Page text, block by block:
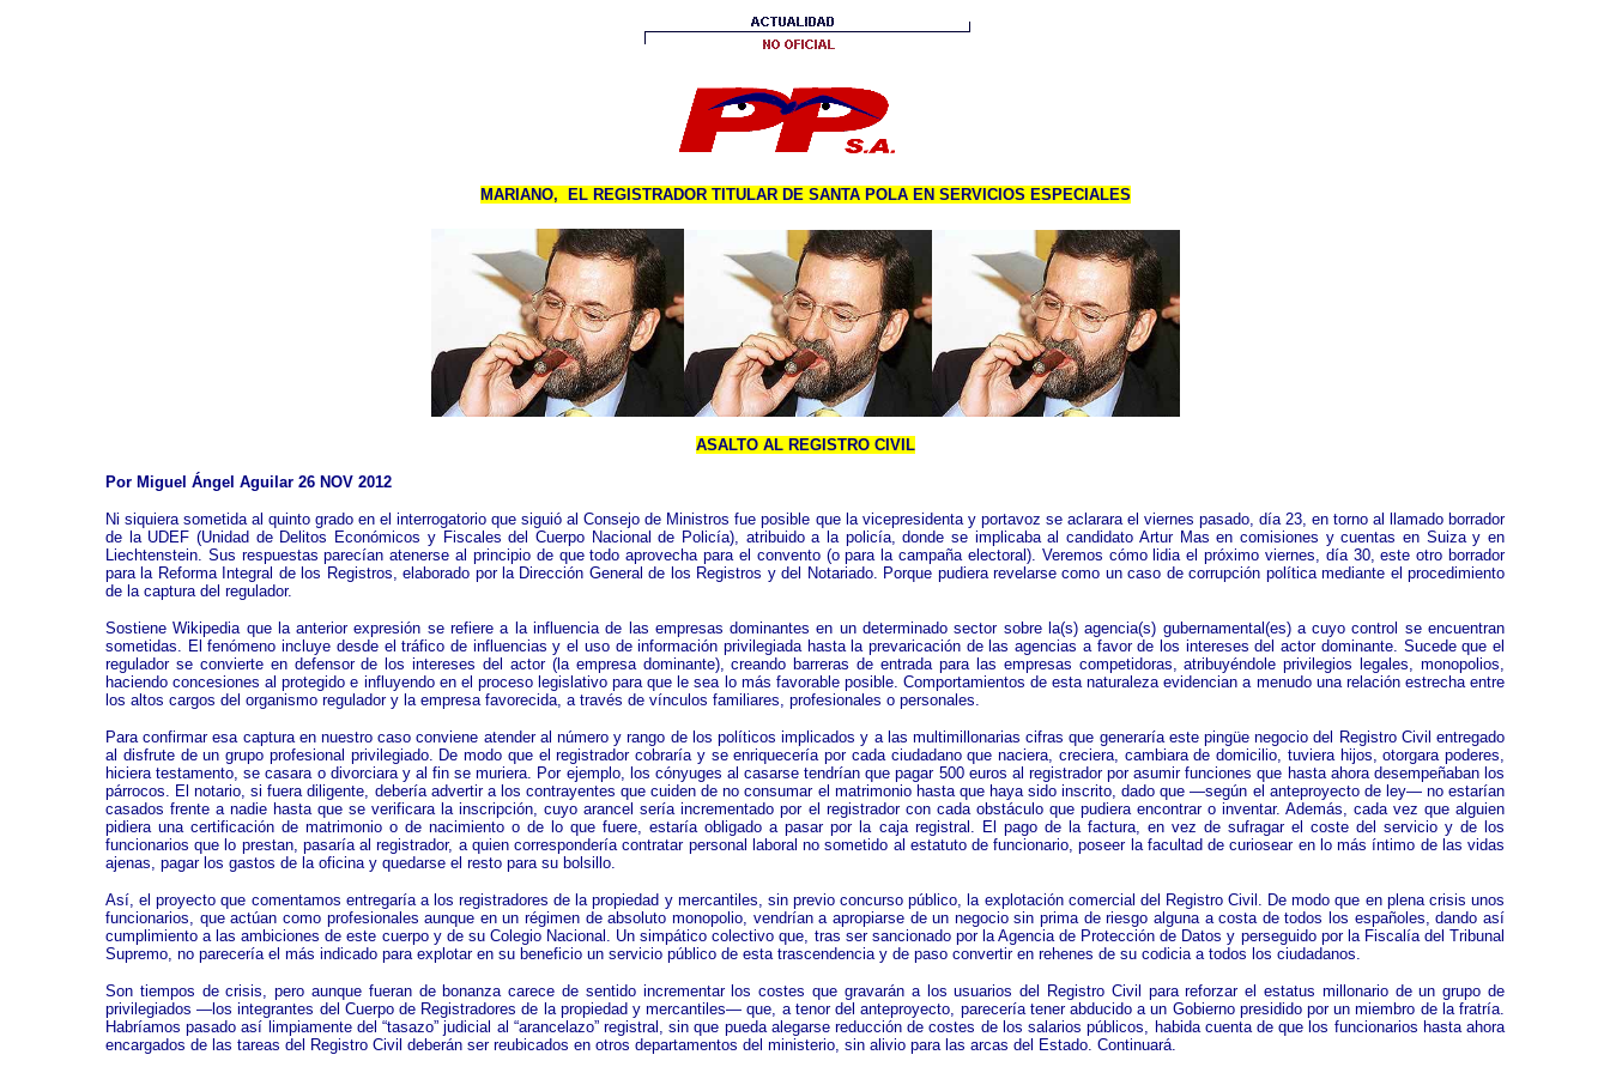
MARIANO, EL REGISTRADOR TITULAR DE SANTA POLA EN SERVICIOS ESPECIALES
ASALTO AL REGISTRO CIVIL
Por Miguel Ángel Aguilar 26 NOV 2012
Ni siquiera sometida al quinto grado en el interrogatorio que siguió al Consejo de Ministros fue posible que la vicepresidenta y portavoz se aclarara el viernes pasado, día 23, en torno al llamado borrador
de la UDEF (Unidad de Delitos Económicos y Fiscales del Cuerpo Nacional de Policía), atribuido a la policía, donde se implicaba al candidato Artur Mas en comisiones y cuentas en Suiza y en
Liechtenstein. Sus respuestas parecían atenerse al principio de que todo aprovecha para el convento (o para la campaña electoral). Veremos cómo lidia el próximo viernes, día 30, este otro borrador
para la Reforma Integral de los Registros, elaborado por la Dirección General de los Registros y del Notariado. Porque pudiera revelarse como un caso de corrupción política mediante el procedimiento
de la captura del regulador.
Sostiene Wikipedia que la anterior expresión se refiere a la influencia de las empresas dominantes en un determinado sector sobre la(s) agencia(s) gubernamental(es) a cuyo control se encuentran
sometidas. El fenómeno incluye desde el tráfico de influencias y el uso de información privilegiada hasta la prevaricación de las agencias a favor de los intereses del actor dominante. Sucede que el
regulador se convierte en defensor de los intereses del actor (la empresa dominante), creando barreras de entrada para las empresas competidoras, atribuyéndole privilegios legales, monopolios,
haciendo concesiones al protegido e influyendo en el proceso legislativo para que le sea lo más favorable posible. Comportamientos de esta naturaleza evidencian a menudo una relación estrecha entre
los altos cargos del organismo regulador y la empresa favorecida, a través de vínculos familiares, profesionales o personales.
Para confirmar esa captura en nuestro caso conviene atender al número y rango de los políticos implicados y a las multimillonarias cifras que generaría este pingüe negocio del Registro Civil entregado
al disfrute de un grupo profesional privilegiado. De modo que el registrador cobraría y se enriquecería por cada ciudadano que naciera, creciera, cambiara de domicilio, tuviera hijos, otorgara poderes,
hiciera testamento, se casara o divorciara y al fin se muriera. Por ejemplo, los cónyuges al casarse tendrían que pagar 500 euros al registrador por asumir funciones que hasta ahora desempeñaban los
párrocos. El notario, si fuera diligente, debería advertir a los contrayentes que cuiden de no consumar el matrimonio hasta que haya sido inscrito, dado que —según el anteproyecto de ley— no estarían
casados frente a nadie hasta que se verificara la inscripción, cuyo arancel sería incrementado por el registrador con cada obstáculo que pudiera encontrar o inventar. Además, cada vez que alguien
pidiera una certificación de matrimonio o de nacimiento o de lo que fuere, estaría obligado a pasar por la caja registral. El pago de la factura, en vez de sufragar el coste del servicio y de los
funcionarios que lo prestan, pasaría al registrador, a quien correspondería contratar personal laboral no sometido al estatuto de funcionario, poseer la facultad de curiosear en lo más íntimo de las vidas
ajenas, pagar los gastos de la oficina y quedarse el resto para su bolsillo.
Así, el proyecto que comentamos entregaría a los registradores de la propiedad y mercantiles, sin previo concurso público, la explotación comercial del Registro Civil. De modo que en plena crisis unos
funcionarios, que actúan como profesionales aunque en un régimen de absoluto monopolio, vendrían a apropiarse de un negocio sin prima de riesgo alguna a costa de todos los españoles, dando así
cumplimiento a las ambiciones de este cuerpo y de su Colegio Nacional. Un simpático colectivo que, tras ser sancionado por la Agencia de Protección de Datos y perseguido por la Fiscalía del Tribunal
Supremo, no parecería el más indicado para explotar en su beneficio un servicio público de esta trascendencia y de paso convertir en rehenes de su codicia a todos los ciudadanos.
Son tiempos de crisis, pero aunque fueran de bonanza carece de sentido incrementar los costes que gravarán a los usuarios del Registro Civil para reforzar el estatus millonario de un grupo de
privilegiados —los integrantes del Cuerpo de Registradores de la propiedad y mercantiles— que, a tenor del anteproyecto, parecería tener abducido a un Gobierno presidido por un miembro de la fratría.
Habríamos pasado así limpiamente del “tasazo” judicial al “arancelazo” registral, sin que pueda alegarse reducción de costes de los salarios públicos, habida cuenta de que los funcionarios hasta ahora
encargados de las tareas del Registro Civil deberán ser reubicados en otros departamentos del ministerio, sin alivio para las arcas del Estado. Continuará.